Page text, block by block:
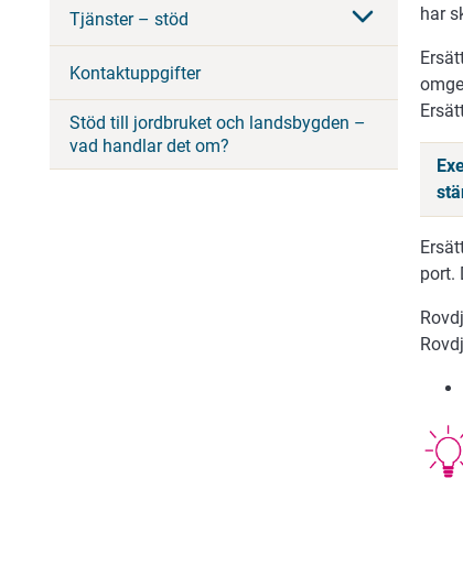
Tjänster – stöd
Kontaktuppgifter
Stöd till jordbruket och landsbygden –
vad handlar det om?
har
port.